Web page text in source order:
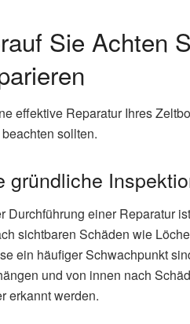
Sie Achten
effektive Reparatur Ihres
sollten.
gründliche
Durchführung einer Reparatur
sichtbaren Schäden wie
ein häufiger Schwachpunkt
und von innen nach
erkannt werden.